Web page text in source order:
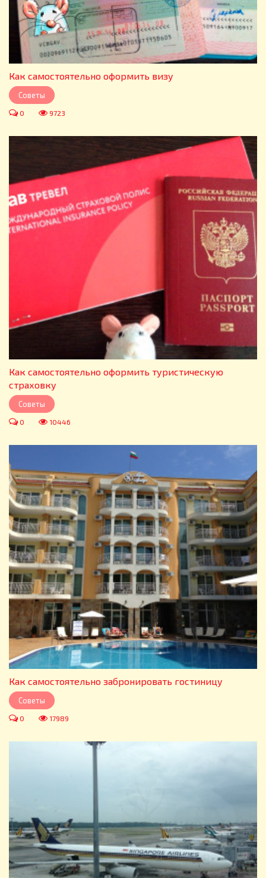
Как самостоятельно оформить визу
Советы
0 9723
Как самостоятельно оформить туристическую
страховку
Советы
0 10446
Как самостоятельно забронировать гостиницу
Советы
0 17989